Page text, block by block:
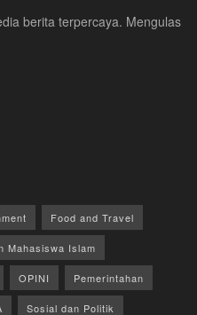
berita terpercaya. Mengulas
Food and Travel
Mahasiswa Islam
OPINI Pemerintahan
Sosial dan Politik